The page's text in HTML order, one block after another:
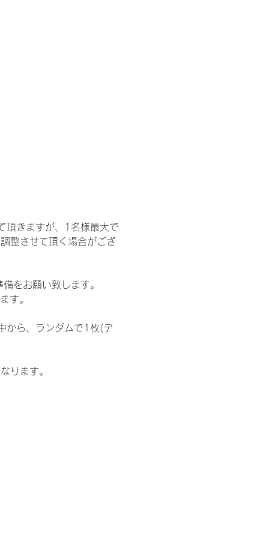
頂きますが、1名様最大で
整させて頂く場合がござ
をお願い致します。
す。
から、ランダムで1枚(デ
ります。